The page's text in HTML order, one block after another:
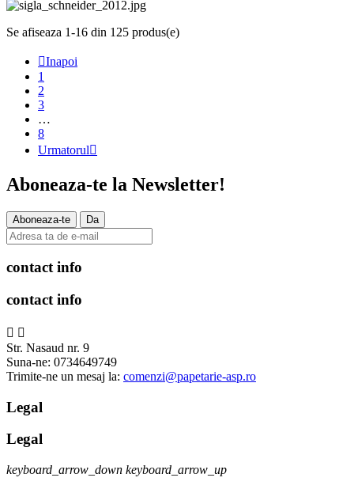
Se afiseaza 1-16 din 125 produs(e)
Inapoi
1
2
3
…
8
Urmatorul
Aboneaza-te la Newsletter!
contact info
contact info
 
Str. Nasaud nr. 9
Suna-ne: 0734649749
Trimite-ne un mesaj la: comenzi@papetarie-asp.ro
Legal
Legal
keyboard_arrow_down keyboard_arrow_up